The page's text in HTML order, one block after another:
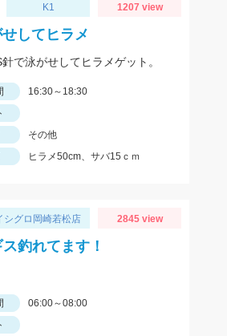
K1 1207 view
してヒラメ
で泳がせしてヒラメゲット。
16:30～18:30
その他
ヒラメ50cm、サバ15ｃｍ
シグロ岡崎若松店 2845 view
釣れてます！
06:00～08:00